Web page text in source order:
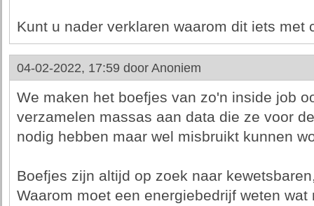
Kunt u nader verklaren waarom dit iets met
04-02-2022, 17:59 door Anoniem
We maken het boefjes van zo'n inside job
verzamelen massas aan data die ze voor
nodig hebben maar wel misbruikt kunnen
Boefjes zijn altijd op zoek naar
Waarom moet een energiebedrijf weten